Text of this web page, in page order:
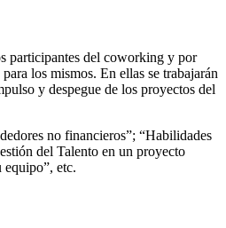
participantes del coworking y por
los mismos. En ellas se trabajarán
y despegue de los proyectos del
no financieros”; “Habilidades
del Talento en un proyecto
equipo”, etc.